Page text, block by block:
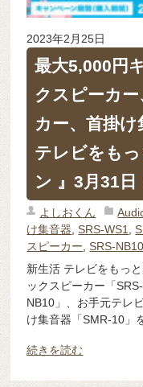
2023年2月25日
最大5,000円
クスピーカ
カー、首掛
テレビをも
ン 』3月31日
よしおくん
け集音器,SRS-WS1,
スピーカー,SRS-NB10
新生活 テレビをもっ
ックスピーカー「
NB10」、お手元テレ
け集音器「SMR-10」
続きを読む